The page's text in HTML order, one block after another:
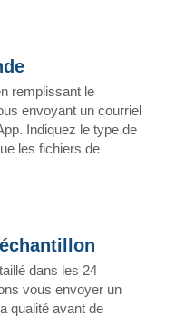
remplissant le
envoyant un courriel
Indiquez le type de
les fichiers de
dans les 24
vous envoyer un
qualité avant de